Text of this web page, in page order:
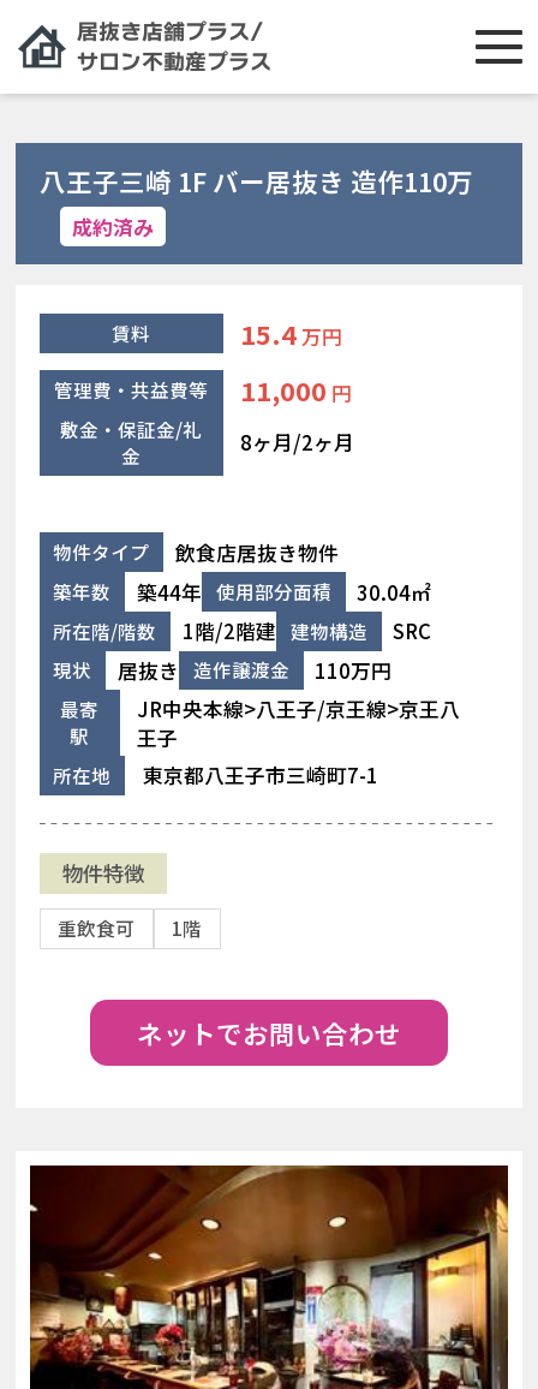
八王子三崎 1F バー居抜き 造作110万
成約済み
賃料 15.4万円
管理費・共益費等 11,000 円
敷金・保証金/礼
金
8ヶ月/2ヶ月
物件タイプ 飲食店居抜き物件
築年数 築44年 使用部分面積 30.04㎡
所在階/階数 1階/2階建 建物構造 SRC
現状 居抜き 造作譲渡金 110万円
最寄
駅
JR中央本線>八王子/京王線>京王八
王子
所在地 東京都八王子市三崎町7-1
物件特徴
重飲食可 1階
ネットでお問い合わせ